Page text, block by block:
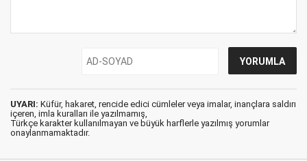
UYARI: Küfür, hakaret, rencide edici cümleler veya imalar, inançlara saldırı
içeren, imla kuralları ile yazılmamış,
Türkçe karakter kullanılmayan ve büyük harflerle yazılmış yorumlar
onaylanmamaktadır.